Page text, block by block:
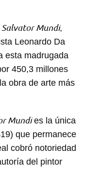
Salvator Mundi,
Leonardo Da
esta madrugada
450,3 millones
obra de arte más
Mundies la única
que permanece
cobró notoriedad
del pintor